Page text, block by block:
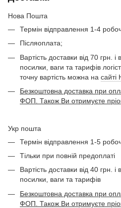
Нова Пошта
Термін відправлення 1-4
Післяоплата;
Вартість доставки від 70 грн.
посилки, ваги та тарифів
точну вартість можна на сайті
Безкоштовна доставка при
ФОП. Також Ви отримуєте
Укр пошта
Термін відправлення 1-5
Тільки при повній предоплаті
Вартість доставки від 40 грн.
посилки, ваги та тарифів
Безкоштовна доставка при
ФОП. Також Ви отримуєте